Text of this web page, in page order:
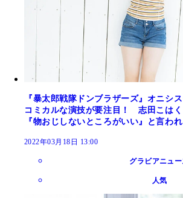
『暴太郎戦隊ドンブラザーズ』オニシ
コミカルな演技が要注目！ 志田こはく
『物おじしないところがいい』と言われ
2022年03月18日 13:00
グラビアニュー
人気